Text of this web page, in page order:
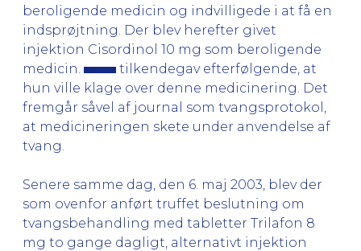
beroligende medicin og indvilligede i at få en
indsprøjtning. Der blev herefter givet
injektion Cisordinol 10 mg som beroligende
medicin.
tilkendegav efterfølgende, at
hun ville klage over denne medicinering. Det
fremgår såvel af journal som tvangsprotokol,
at medicineringen skete under anvendelse af
tvang.
Senere samme dag, den 6. maj 2003, blev der
som ovenfor anført truffet beslutning om
tvangsbehandling med tabletter Trilafon 8
mg to gange dagligt, alternativt injektion